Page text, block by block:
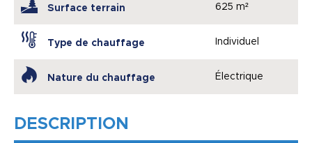
Surface terrain 625 m²
Type de chauffage Individuel
Nature du chauffage Électrique
DESCRIPTION